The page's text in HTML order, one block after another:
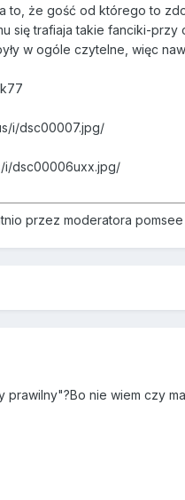
to, że gość od którego to
się trafiaja takie fanciki-
w ogóle czytelne, więc
i/dsc00007.jpg/
i/dsc00006uxx.jpg/
przez moderatora
prawilny"?Bo nie wiem czy